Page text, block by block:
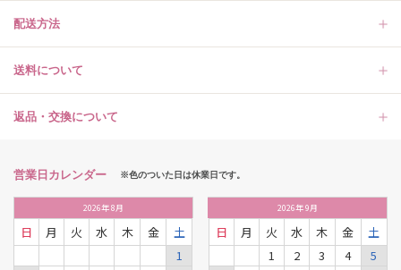
配送方法
送料について
返品・交換について
営業日カレンダー ※色のついた日は休業日です。
2026年8月
日 月 火 水 木 金
土
1
2026年9月
日 月 火 水 木 金
土
1
2 3 4
5